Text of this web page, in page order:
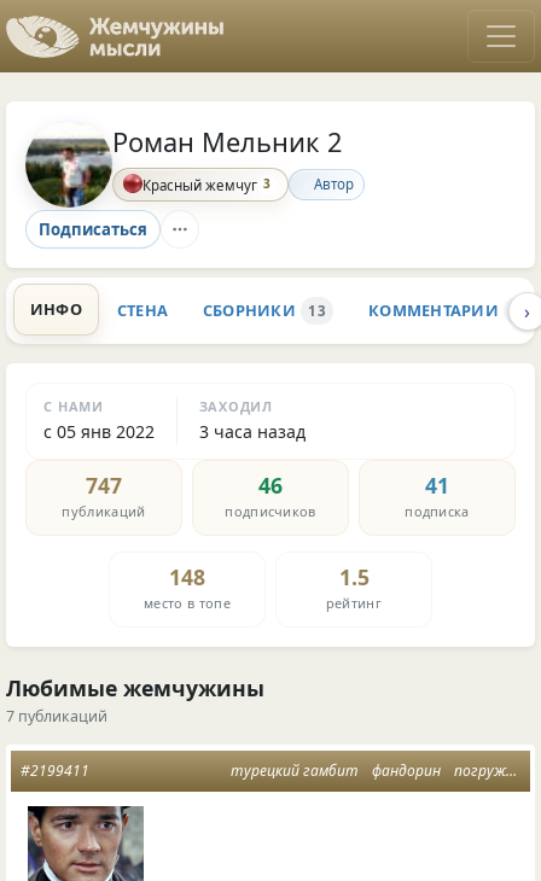
Роман Мельник 2
Красный жемчуг 3 Автор
Подписаться
ИНФО СТЕНА СБОРНИКИ 13 КОММЕНТАРИИ 764
›
С НАМИ
с 05 янв 2022
ЗАХОДИЛ
3 часа назад
747
публикаций
46
подписчиков
41
подписка
148
место в топе
1.5
рейтинг
Любимые жемчужины
7 публикаций
турецкий гамбит фандорин погружённость ума
#2199411